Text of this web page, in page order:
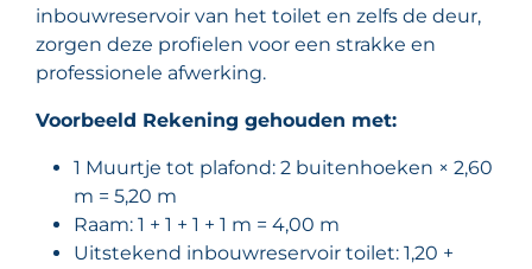
inbouwreservoir van het toilet en zelfs de deur,
zorgen deze profielen voor een strakke en
professionele afwerking.
Voorbeeld Rekening gehouden met:
1 Muurtje tot plafond: 2 buitenhoeken × 2,60
m = 5,20 m
Raam: 1 + 1 + 1 + 1 m = 4,00 m
Uitstekend inbouwreservoir toilet: 1,20 +